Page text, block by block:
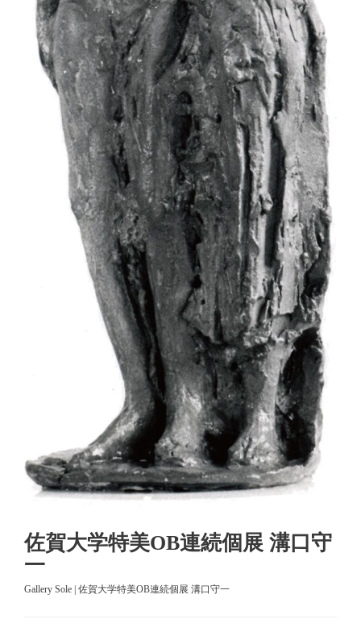
佐賀大学特美OB連続個展 溝口守
一
Gallery Sole | 佐賀大学特美OB連続個展 溝口守一